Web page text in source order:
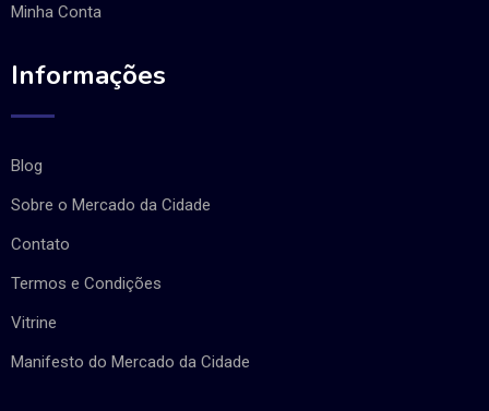
Minha Conta
Informações
Blog
Sobre o Mercado da Cidade
Contato
Termos e Condições
Vitrine
Manifesto do Mercado da Cidade